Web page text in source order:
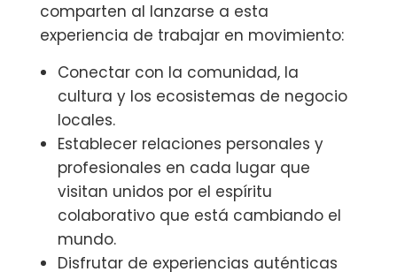
comparten al lanzarse a esta
experiencia de trabajar en movimiento:
Conectar con la comunidad, la
cultura y los ecosistemas de negocio
locales.
Establecer relaciones personales y
profesionales en cada lugar que
visitan unidos por el espíritu
colaborativo que está cambiando el
mundo.
Disfrutar de experiencias auténticas